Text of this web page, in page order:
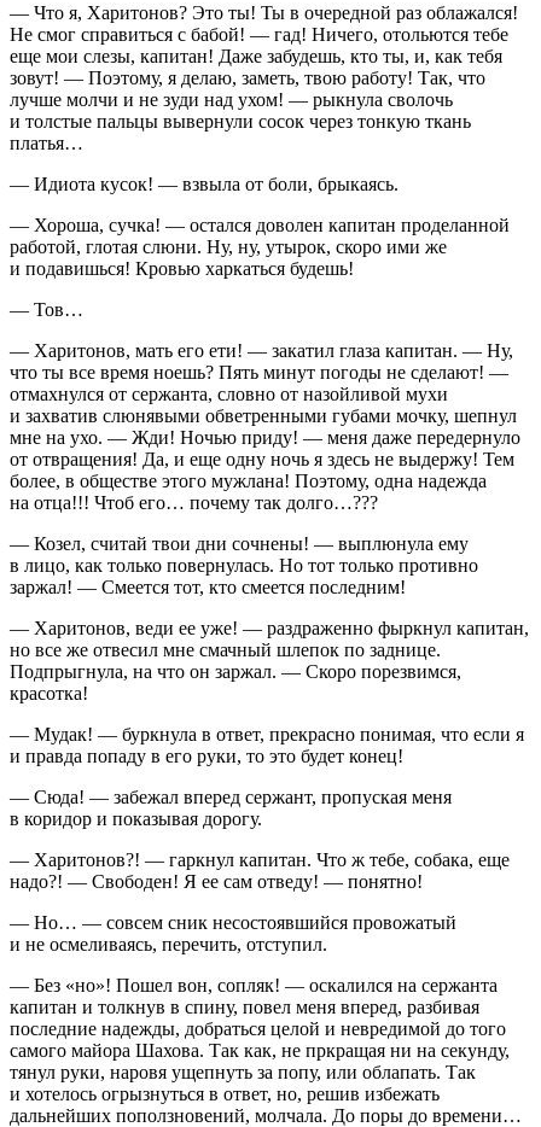
— Что я, Харитонов? Это ты! Ты в очередной раз облажался!
Не смог справиться с бабой! — гад! Ничего, отольются тебе
еще мои слезы, капитан! Даже забудешь, кто ты, и, как тебя
зовут! — Поэтому, я делаю, заметь, твою работу! Так, что
лучше молчи и не зуди над ухом! — рыкнула сволочь
и толстые пальцы вывернули сосок через тонкую ткань
платья…
— Идиота кусок! — взвыла от боли, брыкаясь.
— Хороша, сучка! — остался доволен капитан проделанной
работой, глотая слюни. Ну, ну, утырок, скоро ими же
и подавишься! Кровью харкаться будешь!
— Тов…
— Харитонов, мать его ети! — закатил глаза капитан. — Ну,
что ты все время ноешь? Пять минут погоды не сделают! —
отмахнулся от сержанта, словно от назойливой мухи
и захватив слюнявыми обветренными губами мочку, шепнул
мне на ухо. — Жди! Ночью приду! — меня даже передернуло
от отвращения! Да, и еще одну ночь я здесь не выдержу! Тем
более, в обществе этого мужлана! Поэтому, одна надежда
на отца!!! Чтоб его… почему так долго…???
— Козел, считай твои дни сочнены! — выплюнула ему
в лицо, как только повернулась. Но тот только противно
заржал! — Смеется тот, кто смеется последним!
— Харитонов, веди ее уже! — раздраженно фыркнул капитан,
но все же отвесил мне смачный шлепок по заднице.
Подпрыгнула, на что он заржал. — Скоро порезвимся,
красотка!
— Мудак! — буркнула в ответ, прекрасно понимая, что если я
и правда попаду в его руки, то это будет конец!
— Сюда! — забежал вперед сержант, пропуская меня
в коридор и показывая дорогу.
— Харитонов?! — гаркнул капитан. Что ж тебе, собака, еще
надо?! — Свободен! Я ее сам отведу! — понятно!
— Но… — совсем сник несостоявшийся провожатый
и не осмеливаясь, перечить, отступил.
— Без «но»! Пошел вон, сопляк! — оскалился на сержанта
капитан и толкнув в спину, повел меня вперед, разбивая
последние надежды, добраться целой и невредимой до того
самого майора Шахова. Так как, не пркращая ни на секунду,
тянул руки, наровя ущепнуть за попу, или облапать. Так
и хотелось огрызнуться в ответ, но, решив избежать
дальнейших поползновений, молчала. До поры до времени…